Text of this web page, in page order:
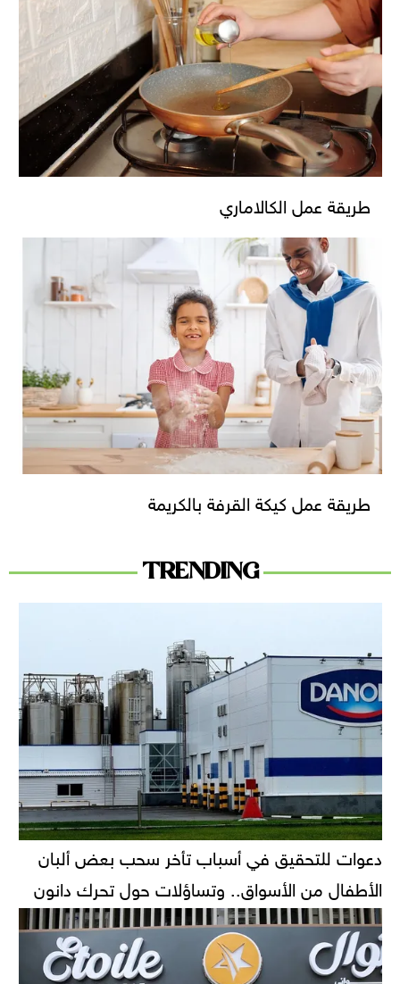
طريقة عمل الكالاماري
طريقة عمل كيكة القرفة بالكريمة
TRENDING
دعوات للتحقيق في أسباب تأخر سحب بعض ألبان
الأطفال من الأسواق.. وتساؤلات حول تحرك دانون